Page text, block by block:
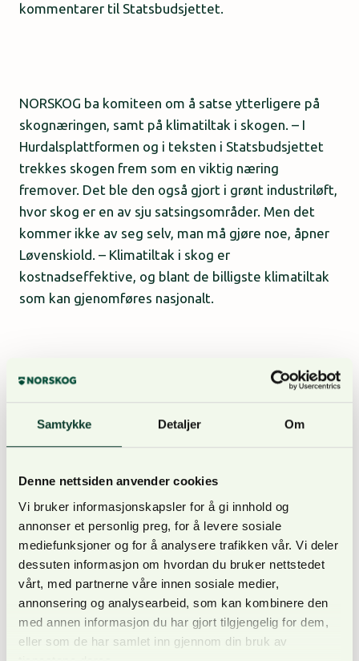
Samtykke Detaljer Om
Denne nettsiden anvender cookies
Vi bruker informasjonskapsler for å gi innhold og
annonser et personlig preg, for å levere sosiale
mediefunksjoner og for å analysere trafikken vår. Vi deler
dessuten informasjon om hvordan du bruker nettstedet
vårt, med partnerne våre innen sosiale medier,
annonsering og analysearbeid, som kan kombinere den
med annen informasjon du har gjort tilgjengelig for dem,
eller som de har samlet inn gjennom din bruk av
kommentarer til Statsbudsjettet.
NORSKOG ba komiteen om å satse ytterligere på
skognæringen, samt på klimatiltak i skogen. – I
Hurdalsplattformen og i teksten i Statsbudsjettet
trekkes skogen frem som en viktig næring
fremover. Det ble den også gjort i grønt industriløft,
hvor skog er en av sju satsingsområder. Men det
kommer ikke av seg selv, man må gjøre noe, åpner
Løvenskiold. – Klimatiltak i skog er
kostnadseffektive, og blant de billigste klimatiltak
som kan gjenomføres nasjonalt.
NORSKOG er fornøyde med at LUF-midlene er på
mange gode grunner til å øke potten til klimatiltak i
klimatiltakene Norge kan satse på.
Potten til skogsbilveier bør heller ikke reduseres,
men økes. God transport er svært viktig, særlig
dersom bruken av lukket hogst skal økes.